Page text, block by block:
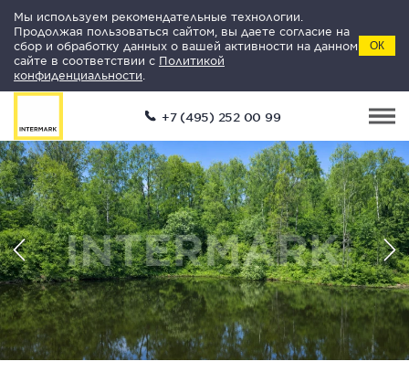
Мы используем рекомендательные технологии.
Продолжая пользоваться сайтом, вы даете согласие на
сбор и обработку данных о вашей активности на данном
сайте в соответствии с Политикой
конфиденциальности
ОК
+7 (495) 252 00 99